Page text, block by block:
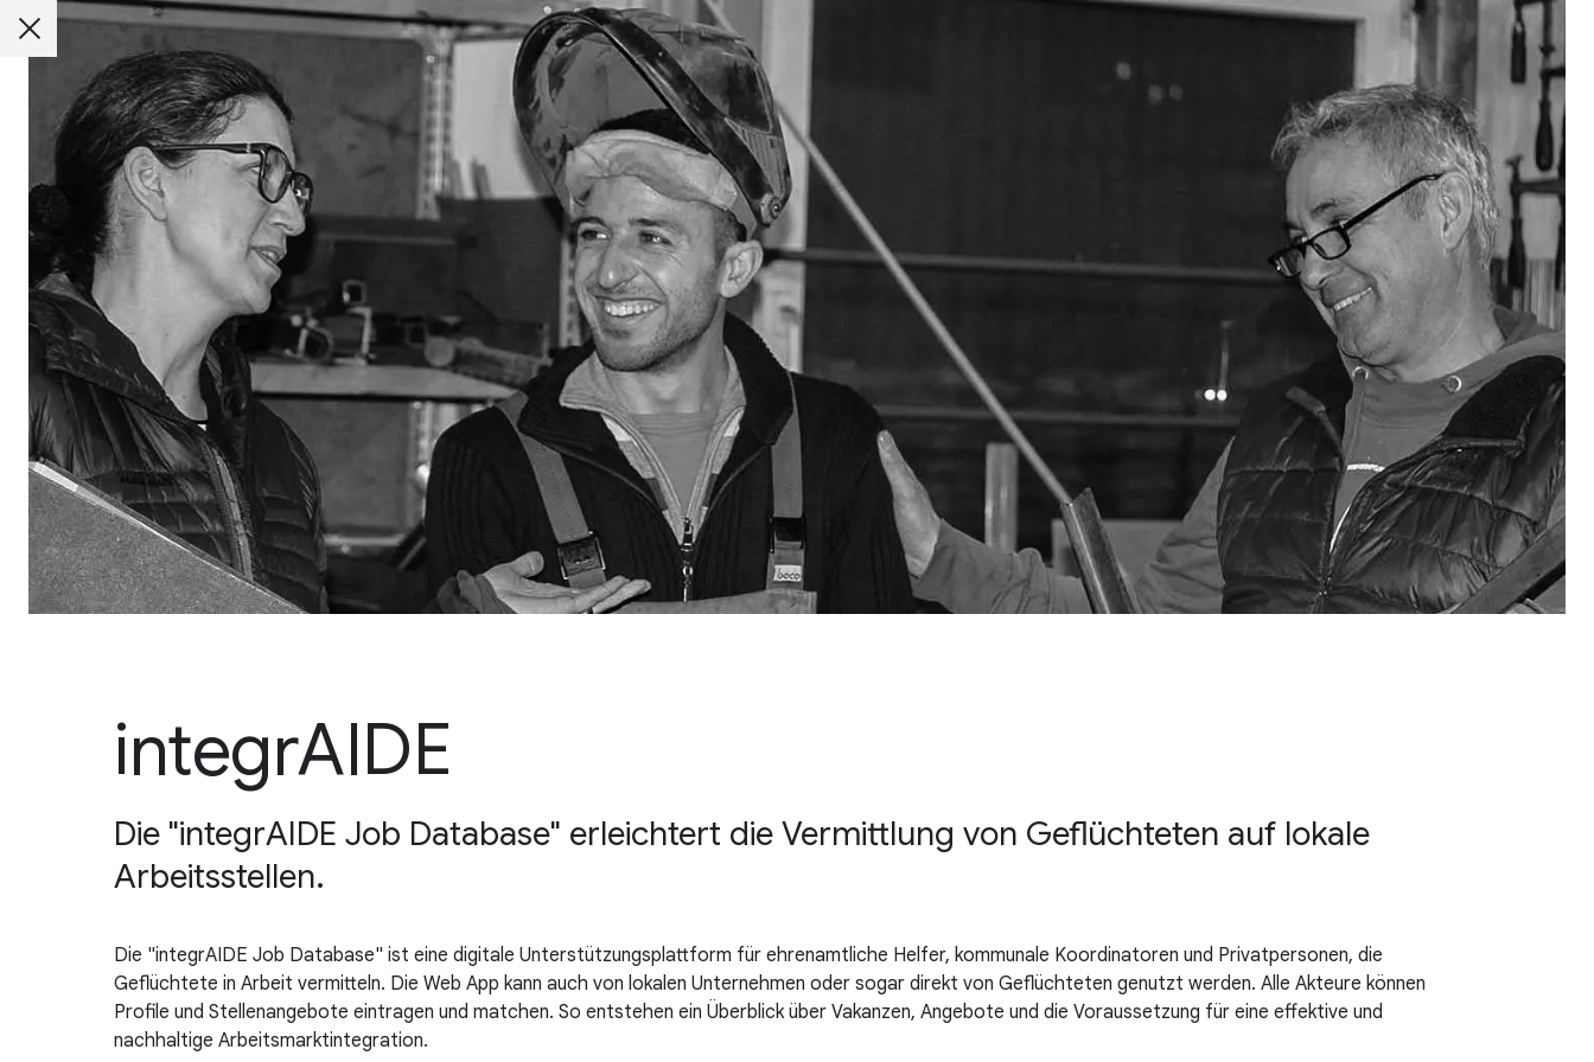
integrAIDE
Die "integrAIDE Job Database" erleichtert die Vermittlung von Geflüchteten auf lokale
Arbeitsstellen.
Die "integrAIDE Job Database" ist eine digitale Unterstützungsplattform für ehrenamtliche Helfer, kommunale Koordinatoren und Privatpersonen, die
Geflüchtete in Arbeit vermitteln. Die Web App kann auch von lokalen Unternehmen oder sogar direkt von Geflüchteten genutzt werden. Alle Akteure können
Profile und Stellenangebote eintragen und matchen. So entstehen ein Überblick über Vakanzen, Angebote und die Voraussetzung für eine effektive und
nachhaltige Arbeitsmarktintegration.